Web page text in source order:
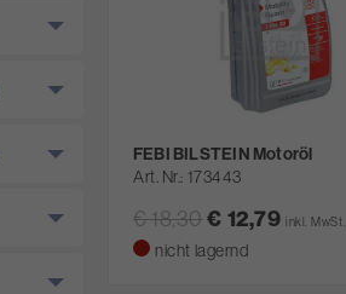
FEBI BILSTEIN Motoröl
Art. Nr. 173443
€ 18,30€ 12,79 inkl. MwSt.
nicht lagernd